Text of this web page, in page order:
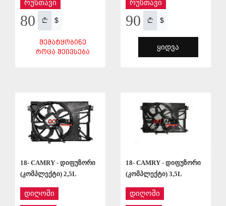
რუსთავი
80 $
ᲨᲔᲛᲐᲢᲧᲝᲑᲘᲜᲔ
ᲠᲝᲪᲐ ᲨᲔᲘᲕᲡᲔᲑᲐ
რუსთავი
90 $
ᲧᲘᲓᲕᲐ
18- CAMRY - დიფუზორი
(კომპლექტი) 2,5L
დიღომი
18- CAMRY - დიფუზორი
(კომპლექტი) 3,5L
დიღომი